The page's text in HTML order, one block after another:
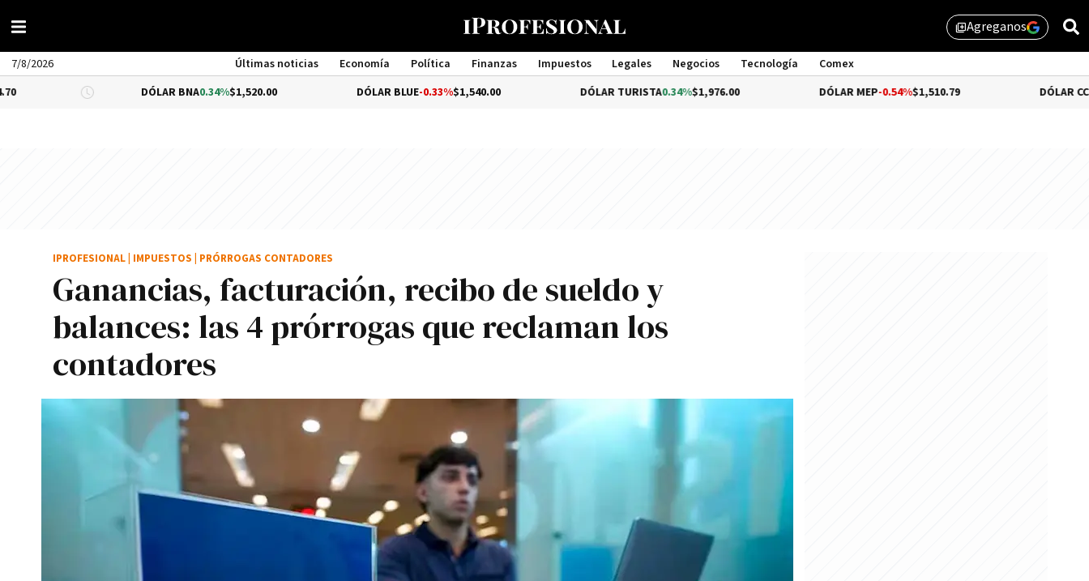
library_addAgreganos
7/8/2026 Últimas noticias Economía Política Finanzas Impuestos Legales Negocios Tecnología
Comex
Management
DÓLAR BNA
0.34%$1,520.00 DÓLAR BLUE-0.33% $1,540.00 DÓLAR TURISTA0.34%$1,976.00 -0.54%$1,510.79 -0.72%
Ganancias, facturación, recibo de sueldo y
balances: las 4 prórrogas que reclaman los
contadores
IPROFESIONAL IMPUESTOS PRÓRROGAS CONTADORES